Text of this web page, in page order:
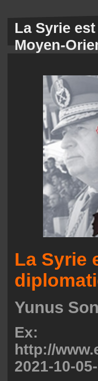
La Syrie
Moyen-
La Syrie
Yunus
Ex:
http://
2021-10-